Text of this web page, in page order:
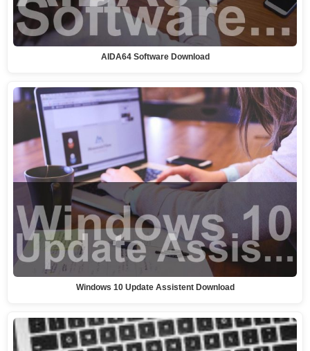
AIDA64 Software Download
Windows 10 Update Assistent Download